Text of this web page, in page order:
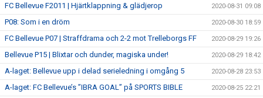
FC Bellevue F2011 | Hjärtklappning & glädjerop 2020-08-31 09:08
P08: Som i en dröm 2020-08-30 18:59
FC Bellevue P07 | Straffdrama och 2-2 mot Trelleborgs FF 2020-08-29 19:26
Bellevue P15 | Blixtar och dunder, magiska under! 2020-08-29 18:42
A-laget: Bellevue upp i delad serieledning i omgång 5 2020-08-28 23:53
A-laget: FC Bellevue’s ”IBRA GOAL” på SPORTS BIBLE 2020-08-25 22:21